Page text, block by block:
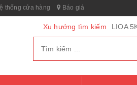
thống cửa hàng Báo giá
Xu hướng tìm kiếm LIOA